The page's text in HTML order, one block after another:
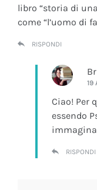
libro “storia di
come “l’uomo di
RISPONDI
19
Ciao! Per
essendo
RISPONDI